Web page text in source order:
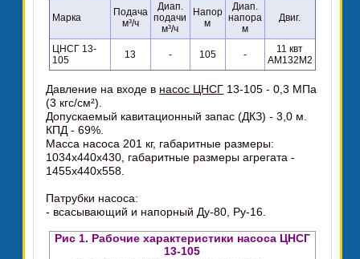
Марка
Подача
м³/ч
Диап.
подачи
м³/ч
Напор
м
Диап.
напора
м
Двиг.
ЦНСГ 13-
105
13 - 105 -
11 квт
АМ132М2
Давление на входе в насос ЦНСГ 13-105 - 0,3 МПа
(3 кгс/см²).
Допускаемый кавитационный запас (ДКЗ) - 3,0 м.
КПД - 69%.
Масса насоса 201 кг, габаритные размеры:
1034х440х430, габаритные размеры агрегата -
1455х440х558.
Патрубки насоса:
- всасывающий и напорный Ду-80, Ру-16.
Рис 1. Рабочие характеристики насоса ЦНСГ
13-105